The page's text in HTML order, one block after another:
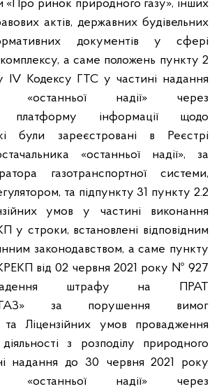
«Про ринок природного газу», інших
актів, державних будівельних
документів у сфері
а саме положень пункту 2
ІV Кодексу ГТС у частині надання
«останньої надії» через
платформу інформації щодо
були зареєстровані в Реєстрі
«останньої надії», за
газотранспортної системи,
та підпункту 31 пункту 2.2
умов у частині виконання
у строки, встановлені відповідним
законодавством, а саме пункту
від 02 червня 2021 року № 927
штрафу на ПРАТ
за порушення вимог
та Ліцензійних умов провадження
діяльності з розподілу природного
надання до 30 червня 2021 року
«останньої надії» через